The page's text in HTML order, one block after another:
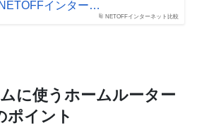
NETOFFインターネット比較
インター…
に使うホームルーター
ポイント